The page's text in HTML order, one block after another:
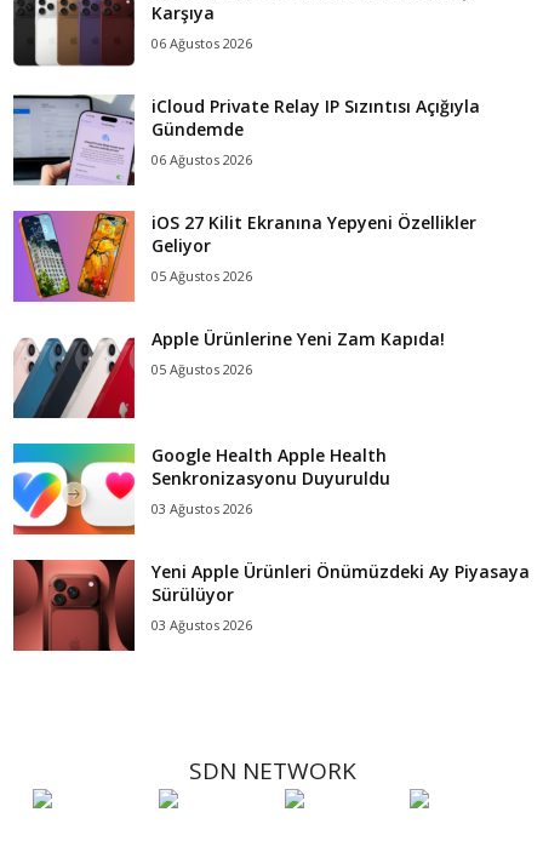
Karşıya
06 Ağustos 2026
iCloud Private Relay IP Sızıntısı Açığıyla
Gündemde
06 Ağustos 2026
iOS 27 Kilit Ekranına Yepyeni Özellikler
Geliyor
05 Ağustos 2026
Apple Ürünlerine Yeni Zam Kapıda!
05 Ağustos 2026
Google Health Apple Health
Senkronizasyonu Duyuruldu
03 Ağustos 2026
Yeni Apple Ürünleri Önümüzdeki Ay Piyasaya
Sürülüyor
03 Ağustos 2026
SDN NETWORK